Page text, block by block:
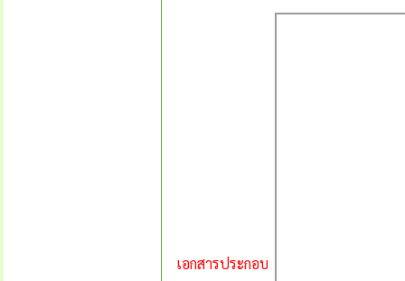
เอกสารประกอบ